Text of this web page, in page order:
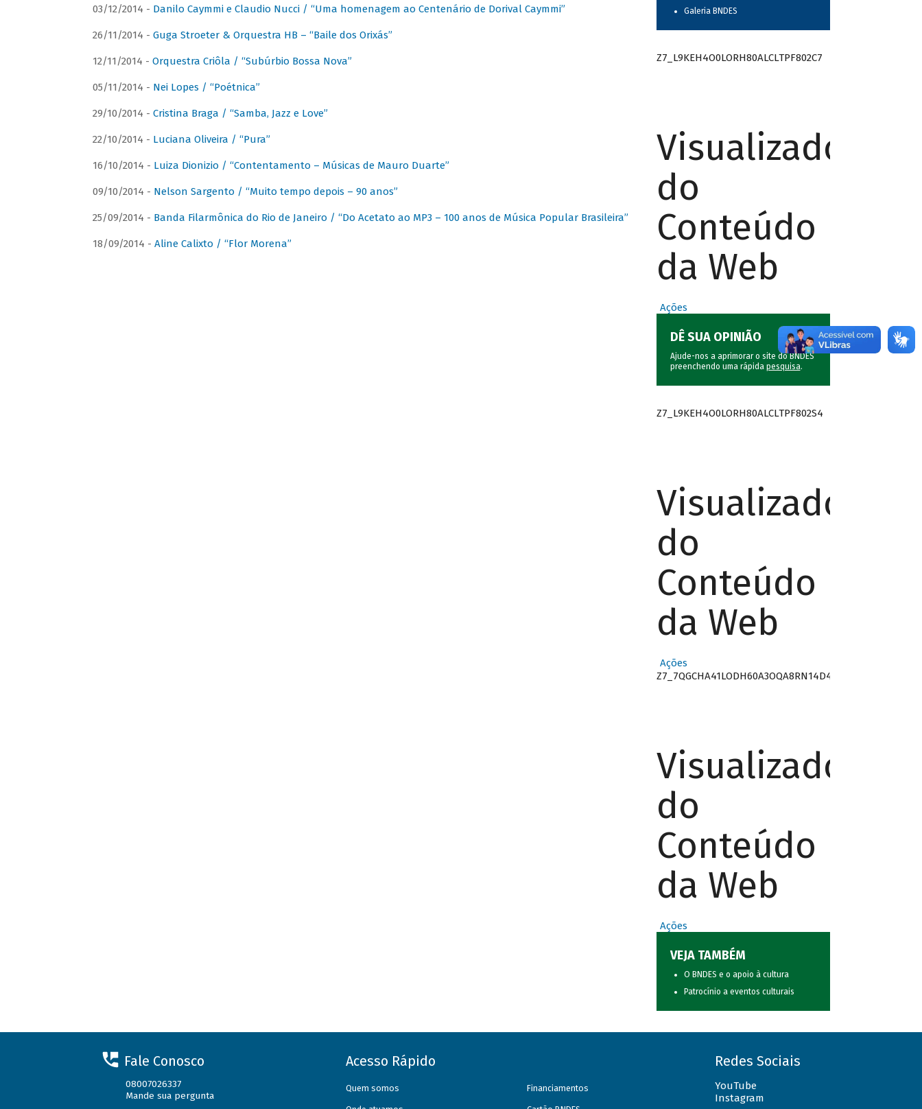
03/12/2014 - Danilo Caymmi e Claudio Nucci / “Uma homenagem ao Centenário de Dorival Caymmi”
26/11/2014 - Guga Stroeter & Orquestra HB – “Baile dos Orixás”
12/11/2014 - Orquestra Criôla / “Subúrbio Bossa Nova”
05/11/2014 - Nei Lopes / “Poétnica”
29/10/2014 - Cristina Braga / “Samba, Jazz e Love”
22/10/2014 - Luciana Oliveira / “Pura”
16/10/2014 - Luiza Dionizio / “Contentamento – Músicas de Mauro Duarte”
09/10/2014 - Nelson Sargento / “Muito tempo depois – 90 anos”
25/09/2014 - Banda Filarmônica do Rio de Janeiro / “Do Acetato ao MP3 – 100 anos de Música Popular Brasileira”
18/09/2014 - Aline Calixto / “Flor Morena”
Galeria BNDES
Z7_L9KEH4O0LORH80ALCLTPF802C7
Visualizador
do
Conteúdo
da Web
Ações
DÊ SUA OPINIÃO
Ajude-nos a aprimorar o site do BNDES
preenchendo uma rápida pesquisa.
Z7_L9KEH4O0LORH80ALCLTPF802S4
Visualizador
do
Conteúdo
da Web
Ações
Z7_7QGCHA41LODH60A3OQA8RN14D4
Visualizador
do
Conteúdo
da Web
Ações
VEJA TAMBÉM
O BNDES e o apoio à cultura
Patrocínio a eventos culturais
Fale Conosco
08007026337
Mande sua pergunta
Acesso Rápido
Quem somos Financiamentos
Redes Sociais
YouTube
Instagram